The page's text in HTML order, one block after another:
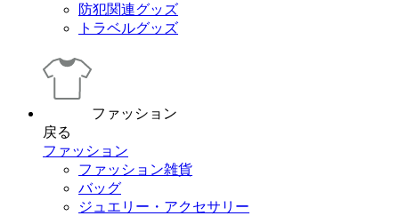
防犯関連グッズ
トラベルグッズ
ファッション
戻る
ファッション
ファッション雑貨
バッグ
ジュエリー・アクセサリー